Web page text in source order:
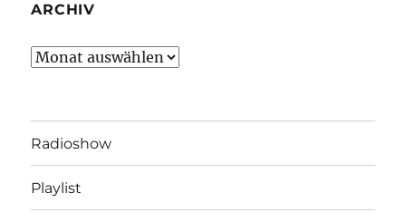
ARCHIV
Archiv
Radioshow
Playlist